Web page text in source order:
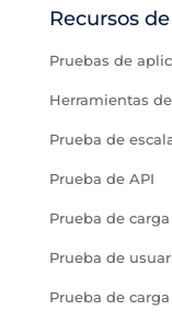
Recursos
Pruebas de
Herramientas
Prueba de
Prueba de API
Prueba de carga
Prueba de
Prueba de